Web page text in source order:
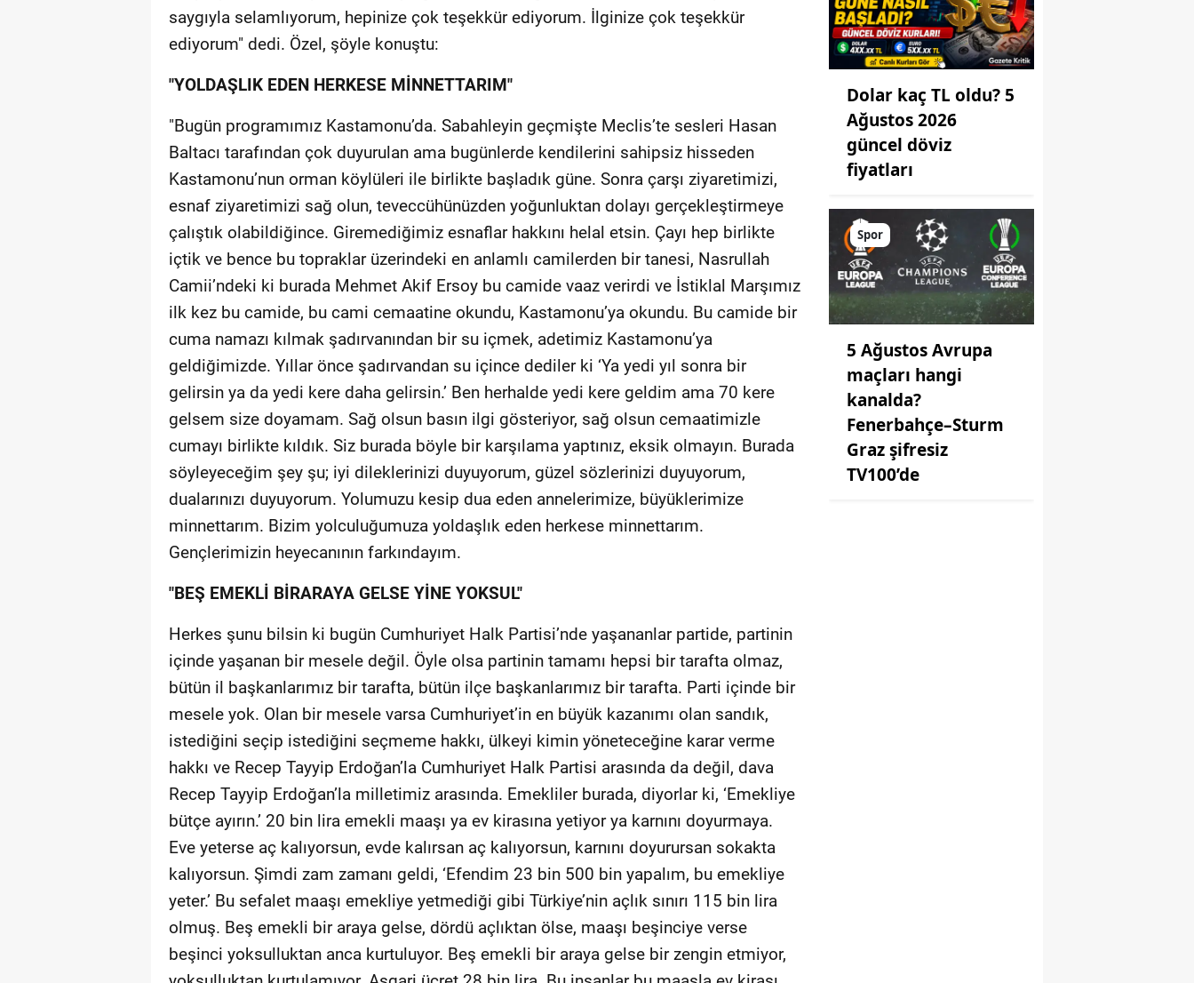
saygıyla selamlıyorum, hepinize çok teşekkür ediyorum. İlginize çok teşekkür
ediyorum" dedi. Özel, şöyle konuştu:
"YOLDAŞLIK EDEN HERKESE MİNNETTARIM"
"Bugün programımız Kastamonu’da. Sabahleyin geçmişte Meclis’te sesleri Hasan
Baltacı tarafından çok duyurulan ama bugünlerde kendilerini sahipsiz hisseden
Kastamonu’nun orman köylüleri ile birlikte başladık güne. Sonra çarşı ziyaretimizi,
esnaf ziyaretimizi sağ olun, teveccühünüzden yoğunluktan dolayı gerçekleştirmeye
çalıştık olabildiğince. Giremediğimiz esnaflar hakkını helal etsin. Çayı hep birlikte
içtik ve bence bu topraklar üzerindeki en anlamlı camilerden bir tanesi, Nasrullah
Camii’ndeki ki burada Mehmet Akif Ersoy bu camide vaaz verirdi ve İstiklal Marşımız
ilk kez bu camide, bu cami cemaatine okundu, Kastamonu’ya okundu. Bu camide bir
cuma namazı kılmak şadırvanından bir su içmek, adetimiz Kastamonu’ya
geldiğimizde. Yıllar önce şadırvandan su içince dediler ki ‘Ya yedi yıl sonra bir
gelirsin ya da yedi kere daha gelirsin.’ Ben herhalde yedi kere geldim ama 70 kere
gelsem size doyamam. Sağ olsun basın ilgi gösteriyor, sağ olsun cemaatimizle
cumayı birlikte kıldık. Siz burada böyle bir karşılama yaptınız, eksik olmayın. Burada
söyleyeceğim şey şu; iyi dileklerinizi duyuyorum, güzel sözlerinizi duyuyorum,
dualarınızı duyuyorum. Yolumuzu kesip dua eden annelerimize, büyüklerimize
minnettarım. Bizim yolculuğumuza yoldaşlık eden herkese minnettarım.
Gençlerimizin heyecanının farkındayım.
"BEŞ EMEKLİ BİRARAYA GELSE YİNE YOKSUL"
Herkes şunu bilsin ki bugün Cumhuriyet Halk Partisi’nde yaşananlar partide, partinin
içinde yaşanan bir mesele değil. Öyle olsa partinin tamamı hepsi bir tarafta olmaz,
bütün il başkanlarımız bir tarafta, bütün ilçe başkanlarımız bir tarafta. Parti içinde bir
mesele yok. Olan bir mesele varsa Cumhuriyet’in en büyük kazanımı olan sandık,
istediğini seçip istediğini seçmeme hakkı, ülkeyi kimin yöneteceğine karar verme
hakkı ve Recep Tayyip Erdoğan’la Cumhuriyet Halk Partisi arasında da değil, dava
Recep Tayyip Erdoğan’la milletimiz arasında. Emekliler burada, diyorlar ki, ‘Emekliye
bütçe ayırın.’ 20 bin lira emekli maaşı ya ev kirasına yetiyor ya karnını doyurmaya.
Eve yeterse aç kalıyorsun, evde kalırsan aç kalıyorsun, karnını doyurursan sokakta
kalıyorsun. Şimdi zam zamanı geldi, ‘Efendim 23 bin 500 bin yapalım, bu emekliye
yeter.’ Bu sefalet maaşı emekliye yetmediği gibi Türkiye’nin açlık sınırı 115 bin lira
olmuş. Beş emekli bir araya gelse, dördü açlıktan ölse, maaşı beşinciye verse
beşinci yoksulluktan anca kurtuluyor. Beş emekli bir araya gelse bir zengin etmiyor,
Dolar kaç TL oldu? 5
Ağustos 2026
güncel döviz
fiyatları
Spor
5 Ağustos Avrupa
maçları hangi
kanalda?
Fenerbahçe–Sturm
Graz şifresiz
TV100’de